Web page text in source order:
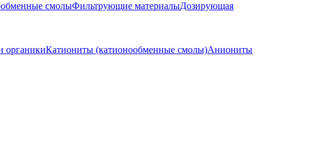
смолыФильтрующие материалыДозирующая
органикиКатиониты (катионообменные смолы)Аниониты